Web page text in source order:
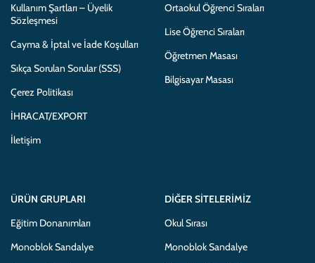
Kullanım Şartları – Üyelik
Sözleşmesi
Cayma & İptal ve İade Koşulları
Sıkça Sorulan Sorular (SSS)
Çerez Politikası
İHRACAT/EXPORT
İletişim
Ortaokul Öğrenci Sıraları
Lise Öğrenci Sıraları
Öğretmen Masası
Bilgisayar Masası
ÜRÜN GRUPLARI
Eğitim Donanımları
Monoblok Sandalye
DIĞER SITELERIMIZ
Okul Sırası
Monoblok Sandalye